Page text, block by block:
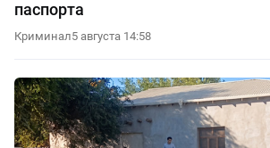
паспорта
Криминал5 августа 14:58